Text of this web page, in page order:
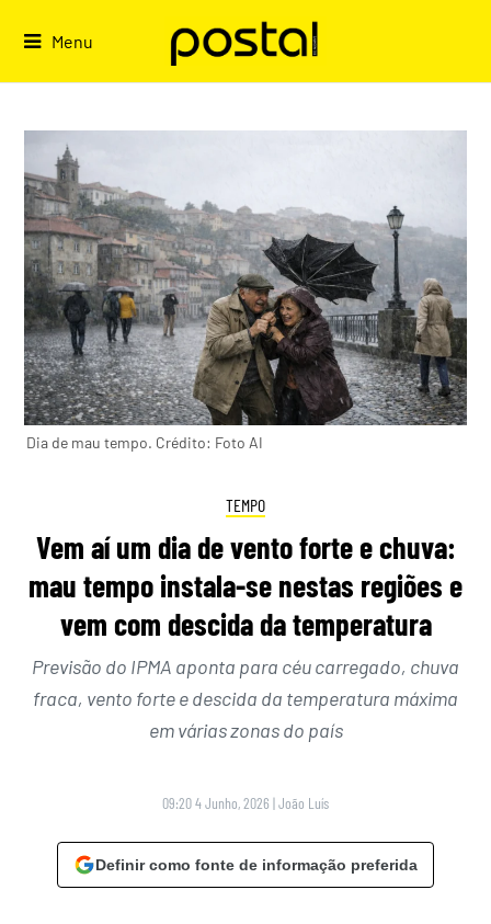
Menu
Dia de mau tempo. Crédito: Foto AI
TEMPO
Vem aí um dia de vento forte e chuva:
mau tempo instala-se nestas regiões e
vem com descida da temperatura
Previsão do IPMA aponta para céu carregado, chuva
fraca, vento forte e descida da temperatura máxima
em várias zonas do país
09:20 4 Junho, 2026 |João Luís
Definir como fonte de informação preferida